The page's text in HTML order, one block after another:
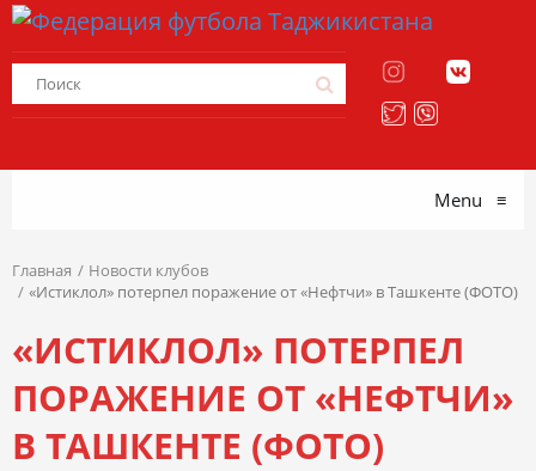
Menu ≡
Главная
Новости клубов
«Истиклол» потерпел поражение от «Нефтчи» в Ташкенте (ФОТО)
«ИСТИКЛОЛ» ПОТЕРПЕЛ
ПОРАЖЕНИЕ ОТ «НЕФТЧИ»
В ТАШКЕНТЕ (ФОТО)